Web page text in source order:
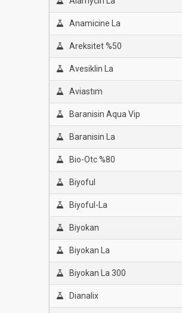
Anamicine La
Areksitet %50
Avesiklin La
Aviastım
Baranisin Aqua Vip
Baranisin La
Bio-Otc %80
Biyoful
Biyoful-La
Biyokan
Biyokan La
Biyokan La 300
Dianalix